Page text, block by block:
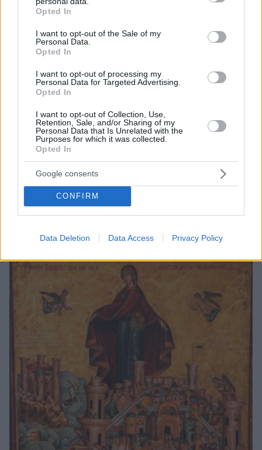
grant or deny consent to Google and its third-party tags to
use your data for below specified purposes in below Google
consent section.
Opted In
I want to opt-out of the Sale of my
Personal Data.
Opted In
I want to opt-out of processing my
Personal Data for Targeted Advertising.
Opted In
I want to opt-out of Collection, Use,
Retention, Sale, and/or Sharing of my
Personal Data that Is Unrelated with the
Purposes for which it was collected.
Opted In
Google consents
CONFIRM
Data Deletion Data Access Privacy Policy
3 κεράσματα για τον Δεκαπενταύγουστο με ΙΟΝ
Σοκολάτα Κουβερτούρα
πριν 15 λεπτά
για το μεταναστευτικό στο Breitbart: «Η επανεκλογή
του άλλαξε τη μεταναστευτική πολιτική σε ΗΠΑ και
Ευρώπη»
πριν 16 λεπτά
Ευρωπαϊκό Πρωτάθλημα Στίβου: Πρεμιέρα σήμερα στο
Μπέρμιγχαμ με τη συμμετοχή του Τεντόγλου να
ξεχωρίζει
πριν 19 λεπτά
ΔΕΙΤΕ ΟΛΕΣ ΤΙΣ ΕΙΔΗΣΕΙΣ
ΤΑ ΠΙΟ ΔΗΜΟΦΙΛΗ